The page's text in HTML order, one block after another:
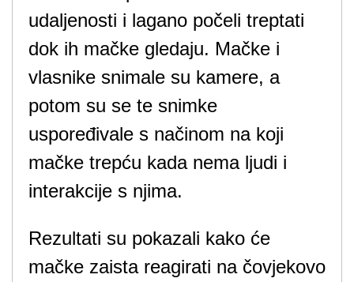
udaljenosti i lagano počeli treptati
dok ih mačke gledaju. Mačke i
vlasnike snimale su kamere, a
potom su se te snimke
uspoređivale s načinom na koji
mačke trepću kada nema ljudi i
interakcije s njima.
Rezultati su pokazali kako će
mačke zaista reagirati na čovjekovo